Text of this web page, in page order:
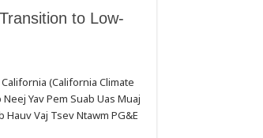
to Low-
(California Climate
Yav Pem Suab Uas Muaj
Vaj Tsev Ntawm PG&E